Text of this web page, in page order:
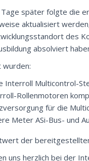
später folgte die
aktualisiert
des
absolviert
Interroll Multicontrol-
Rollenmotoren
für die
Meter ASi-Bus- und
der
uns herzlich bei der